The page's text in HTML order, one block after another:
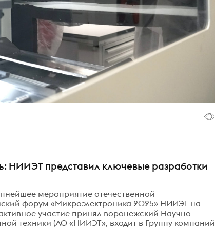
НИИЭТ представил ключевые разработки
мероприятие отечественной
форум «Микроэлектроника 2025» НИИЭТ на
участие принял воронежский Научно-
техники (АО «НИИЭТ», входит в Группу компаний